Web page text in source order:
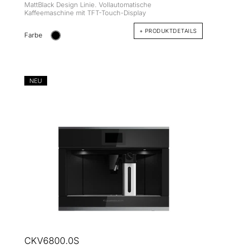
MattBlack Design Linie. Vollautomatische
Kaffeemaschine mit TFT-Touch-Display
Farbe + PRODUKTDETAILS
NEU
CKV6800.0S